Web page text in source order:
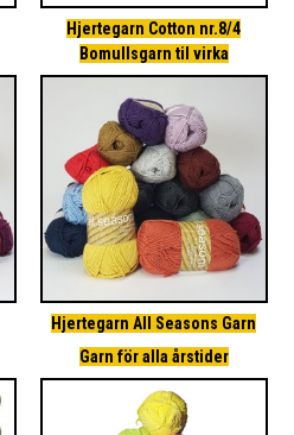
Hjertegarn Cotton nr.8/4
Bomullsgarn til virka
Hjertegarn All Seasons Garn
Garn för alla årstider